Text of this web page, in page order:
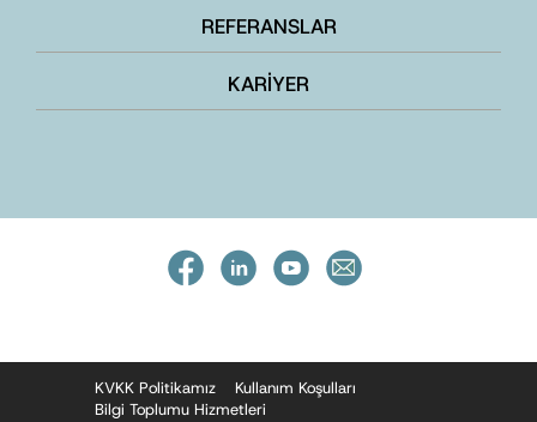
REFERANSLAR
KARİYER
KVKK Politikamız
Kullanım Koşulları
Bilgi Toplumu Hizmetleri